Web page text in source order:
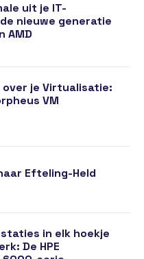
uit je IT-
nieuwe generatie
AMD
over je Virtualisatie:
VM
Efteling-Held
in elk hoekje
De HPE